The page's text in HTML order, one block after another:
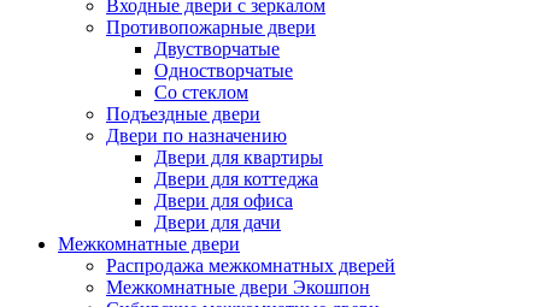
Входные двери с зеркалом
Противопожарные двери
Двустворчатые
Одностворчатые
Со стеклом
Подъездные двери
Двери по назначению
Двери для квартиры
Двери для коттеджа
Двери для офиса
Двери для дачи
Межкомнатные двери
Распродажа межкомнатных дверей
Межкомнатные двери Экошпон